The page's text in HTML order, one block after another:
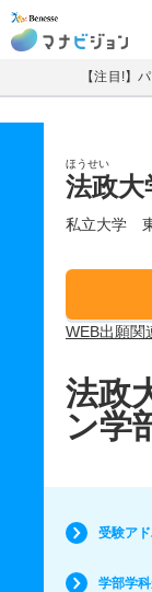
マ
【注目!】
ほうせい
法政大
私立大学
WEB出願関
法政
ン学
受験ア
学部学